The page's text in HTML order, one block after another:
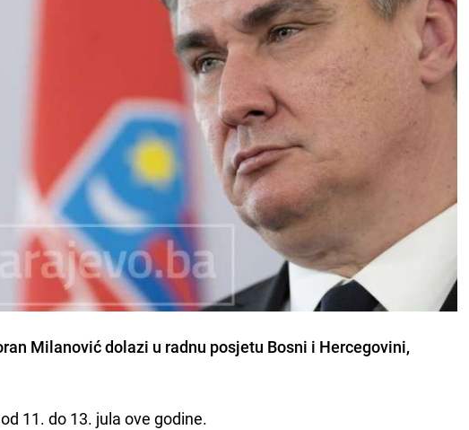
Milanovićdolazi u radnu posjetu Bosni i Hercegovini,
11. do 13. jula ove godine.